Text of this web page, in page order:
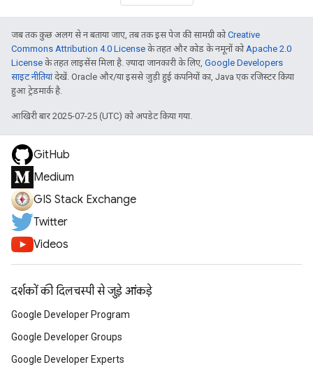
जब तक कुछ अलग से न बताया जाए, तब तक इस पेज की सामग्री कोCreative
Commons Attribution 4.0 License के तहत और कोड के नमूनों कोApache 2.0
License के तहत लाइसेंस मिला है. ज़्यादा जानकारी के लिए, Google Developers
साइट नीतियांदेखें. Oracle और/या इससे जुड़ी हुई कंपनियों का, Java एक रजिस्टर किया
हुआ ट्रेडमार्क है.
आखिरी बार 2025-07-25 (UTC) को अपडेट किया गया.
GitHub
Medium
GIS Stack Exchange
Twitter
Videos
दर्शकों की दिलचस्पी से जुड़े आंकड़े
Google Developer Program
Google Developer Groups
Google Developer Experts